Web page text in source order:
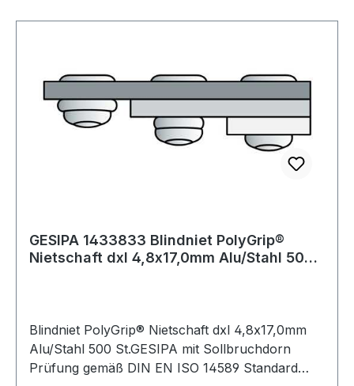
GESIPA 1433833 Blindniet PolyGrip®
Nietschaft dxl 4,8x17,0mm Alu/Stahl 500
Blindniet PolyGrip® Nietschaft dxl 4,8x17,0mm
Alu/Stahl 500 St.GESIPA mit Sollbruchdorn
Prüfung gemäß DIN EN ISO 14589 Standard